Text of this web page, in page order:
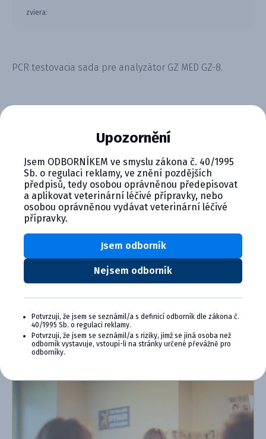
zviera:
PCR testovacia sada pre analyzátor GZ MED GZ-8.
CYMEDICA PLUS: VERNOSŤ, KTORÁ
SA VYPLÁCA
Zapojte sa do vernostného programu Cymedica
Plus a získajte ďalšie bonusy pre svoju
veterinárnu prax, vzdelávanie a pohodu.
Výhody členstva v Cymedica Plus:
Exkluzívne produkty a služby
Jedinečné bonusy
webové semináre a ďalšie
Chcem sa pripojiť
Ďalšie informácie o programe PLUS
Upozornění
Jsem ODBORNÍKEM ve smyslu zákona č. 40/1995
Sb. o regulaci reklamy, ve znění pozdějších
předpisů, tedy osobou oprávněnou předepisovat
a aplikovat veterinární léčivé přípravky, nebo
osobou oprávněnou vydávat veterinární léčivé
přípravky.
Nejsem odborník
Jsem odborník
Potvrzuji, že jsem se seznámil/a s definicí odborník dle zákona č.
40/1995 Sb. o regulaci reklamy.
Potvrzuji, že jsem se seznámil/a s riziky, jimž se jiná osoba než
odborník vystavuje, vstoupí-li na stránky určené převážně pro
odborníky.